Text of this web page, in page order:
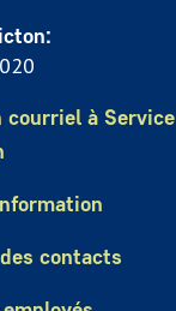
courriel à Service
contacts